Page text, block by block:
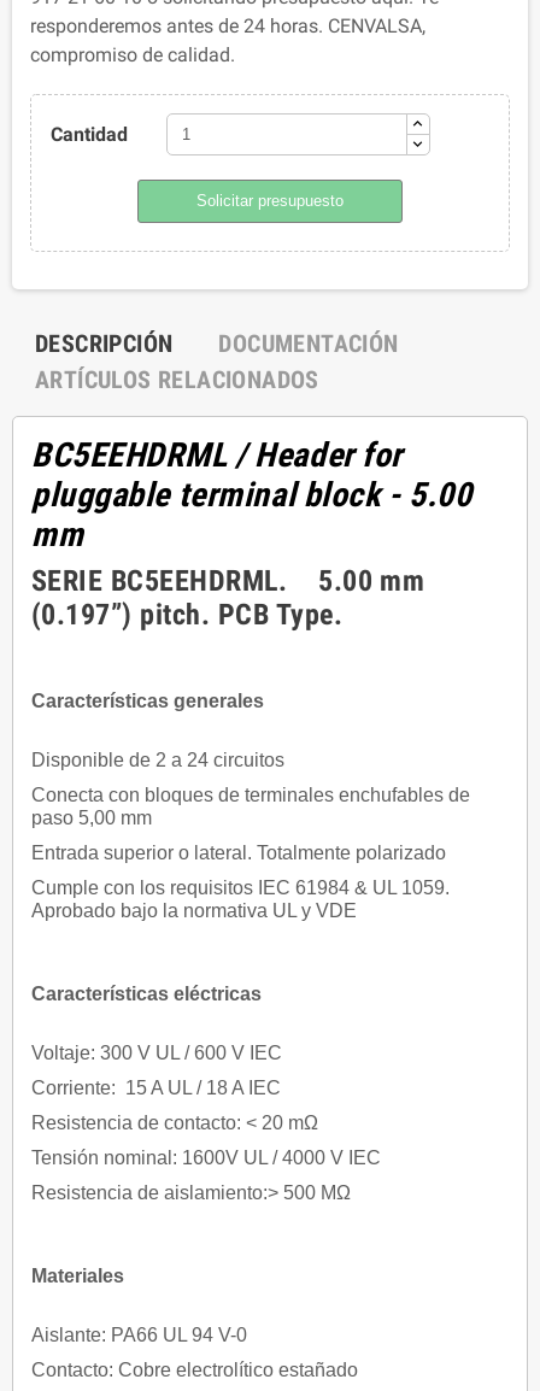
responderemos antes de 24 horas. CENVALSA,
compromiso de calidad.
Cantidad
Solicitar presupuesto
DESCRIPCIÓN
DOCUMENTACIÓN
ARTÍCULOS RELACIONADOS
BC5EEHDRML/ Header for
pluggable terminal block - 5.00
mm
SERIE BC5EEHDRML. 5.00 mm
(0.197”) pitch. PCB Type.
Características generales
Disponible de 2 a 24 circuitos
Conecta con bloques de terminales enchufables de
paso 5,00 mm
Entrada superior o lateral. Totalmente polarizado
Cumple con los requisitos IEC 61984 & UL 1059.
Aprobado bajo la normativa UL y VDE
Características eléctricas
Voltaje: 300 V UL / 600 V IEC
Corriente: 15 A UL / 18 A IEC
Resistencia de contacto: < 20 mΩ
Tensión nominal: 1600V UL / 4000 V IEC
Resistencia de aislamiento:> 500 MΩ
Materiales
Aislante: PA66 UL 94 V-0
Contacto: Cobre electrolítico estañado